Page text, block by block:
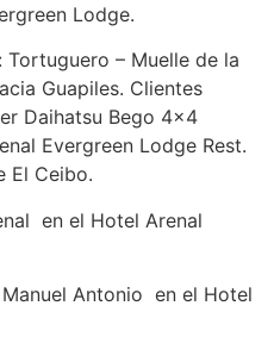
Lodge.
– Muelle de la
Guapiles. Clientes
Daihatsu Bego 4×4
Evergreen Lodge Rest.
El Ceibo.
en el Hotel Arenal
Antonio en el Hotel